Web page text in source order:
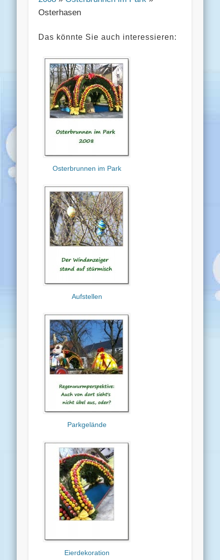
Osterhasen
Das könnte Sie auch interessieren:
Osterbrunnen im Park
Aufstellen
Parkgelände
Eierdekoration